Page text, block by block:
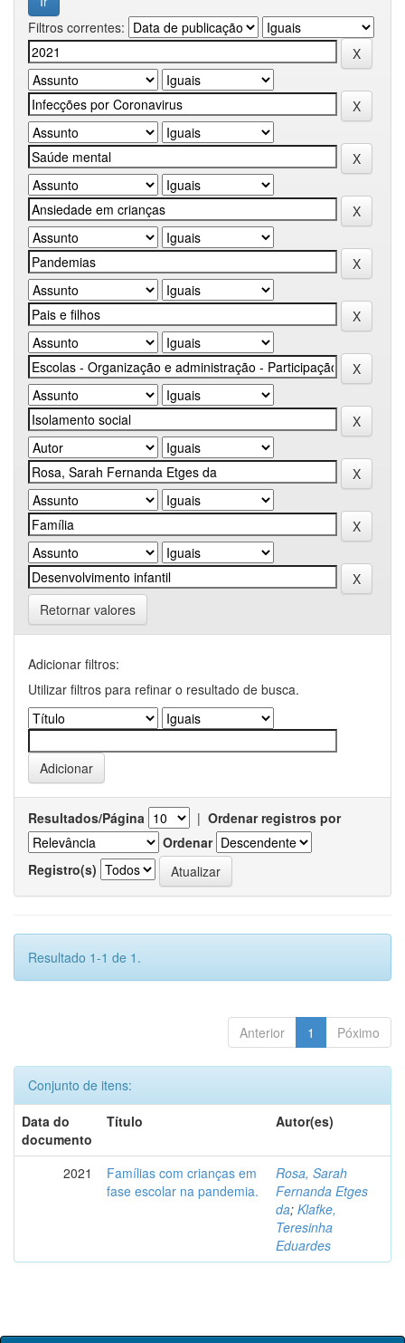
Filtros correntes:
Retornar valores
Adicionar filtros:
Utilizar filtros para refinar o resultado de busca.
Resultados/Página | Ordenar registros por
Ordenar
Registro(s)
Resultado 1-1 de 1.
Anterior 1 Póximo
Conjunto de itens:
Data do
documento
Título Autor(es)
2021
Famílias com crianças em
fase escolar na pandemia.
Rosa, Sarah
Fernanda Etges
da; Klafke,
Teresinha
Eduardes